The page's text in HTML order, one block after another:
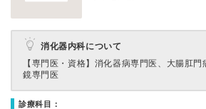
消化器内科について
【専門医・資格】 消化器病専門医、大腸肛門
鏡専門医
診療科目：